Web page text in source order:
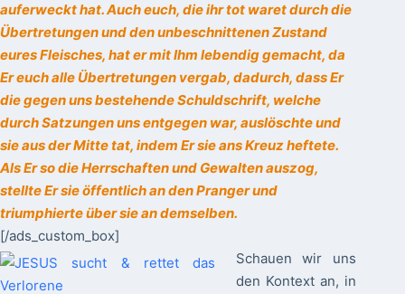
auferweckt hat. Auch euch, die ihr tot waret durch die
Übertretungen und den unbeschnittenen Zustand
eures Fleisches, hat er mit Ihm lebendig gemacht, da
Er euch alle Übertretungen vergab, dadurch, dass Er
die gegen uns bestehende Schuldschrift, welche
durch Satzungen uns entgegen war, auslöschte und
sie aus der Mitte tat, indem Er sie ans Kreuz heftete.
Als Er so die Herrschaften und Gewalten auszog,
stellte Er sie öffentlich an den Pranger und
triumphierte über sie an demselben.
[/ads_custom_box]
Schauen wir uns
den Kontext an, in